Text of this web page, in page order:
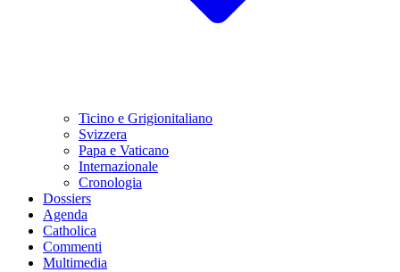
Ticino e Grigionitaliano
Svizzera
Papa e Vaticano
Internazionale
Cronologia
Dossiers
Agenda
Catholica
Commenti
Multimedia